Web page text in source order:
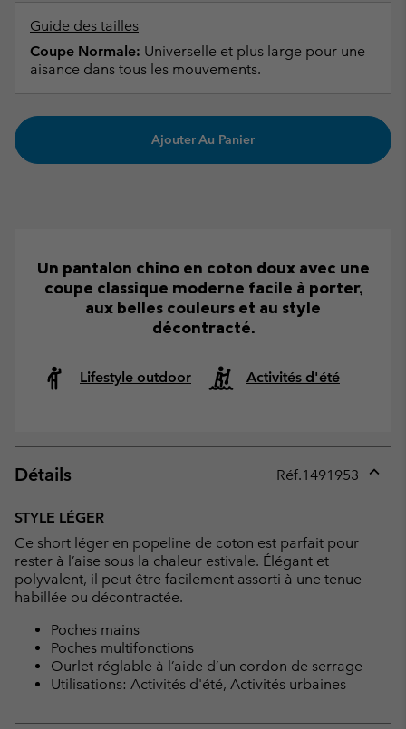
Guide des tailles
Coupe Normale: Universelle et plus large pour une
aisance dans tous les mouvements.
Ajouter Au Panier
Un pantalon chino en coton doux avec une
coupe classique moderne facile à porter,
aux belles couleurs et au style
décontracté.
Lifestyle outdoor Activités d'été
Détails Réf.1491953
STYLE LÉGER
Ce short léger en popeline de coton est parfait pour
rester à l’aise sous la chaleur estivale. Élégant et
polyvalent, il peut être facilement assorti à une tenue
habillée ou décontractée.
Poches mains
Poches multifonctions
Ourlet réglable à l’aide d’un cordon de serrage
Utilisations: Activités d'été, Activités urbaines